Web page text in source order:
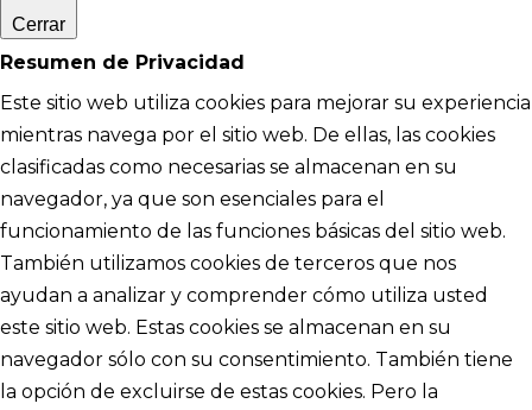
Cerrar
Resumen de Privacidad
Este sitio web utiliza cookies para mejorar su experiencia
mientras navega por el sitio web. De ellas, las cookies
clasificadas como necesarias se almacenan en su
navegador, ya que son esenciales para el
funcionamiento de las funciones básicas del sitio web.
También utilizamos cookies de terceros que nos
ayudan a analizar y comprender cómo utiliza usted
este sitio web. Estas cookies se almacenan en su
navegador sólo con su consentimiento. También tiene
la opción de excluirse de estas cookies. Pero la